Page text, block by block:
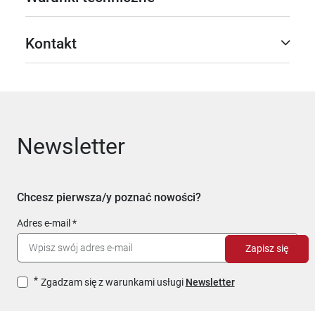
Kontakt
Newsletter
Chcesz pierwsza/y poznać nowości?
Adres e-mail
Zgadzam się z warunkami usługi Newsletter
Zapisz się